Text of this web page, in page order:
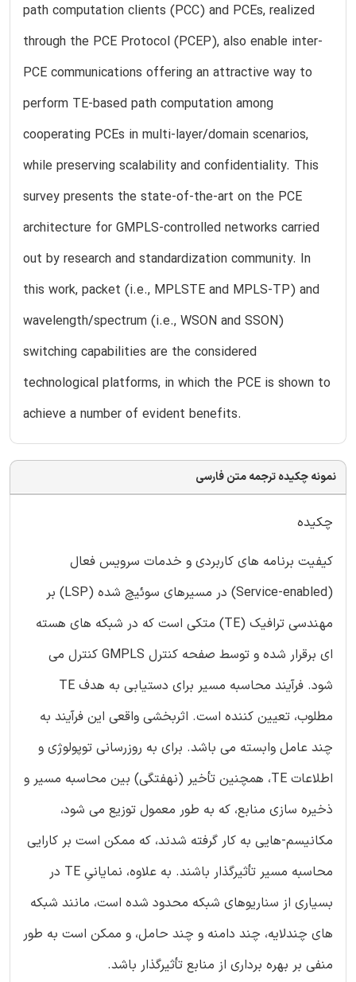
path computation clients (PCC) and PCEs, realized
through the PCE Protocol (PCEP), also enable inter-
PCE communications offering an attractive way to
perform TE-based path computation among
cooperating PCEs in multi-layer/domain scenarios,
while preserving scalability and confidentiality. This
survey presents the state-of-the-art on the PCE
architecture for GMPLS-controlled networks carried
out by research and standardization community. In
this work, packet (i.e., MPLSTE and MPLS-TP) and
wavelength/spectrum (i.e., WSON and SSON)
switching capabilities are the considered
technological platforms, in which the PCE is shown to
achieve a number of evident benefits.
نمونه چکیده ترجمه متن فارسی
چکیده
کیفیت برنامه های کاربردی و خدمات سرویس فعال
(Service-enabled) در مسیرهای سوئیچ شده (LSP) بر
مهندسی ترافیک (TE) متکی است که در شبکه های هسته
ای برقرار شده و توسط صفحه کنترل GMPLS کنترل می
شود. فرآیند محاسبه مسیر برای دستیابی به هدف TE
مطلوب، تعیین کننده است. اثربخشی واقعی این فرآیند به
چند عامل وابسته می باشد. برای به روزرسانی توپولوژی و
اطلاعات TE، همچنین تأخیر (نهفتگی) بین محاسبه مسیر و
ذخیره سازی منابع، که به طور معمول توزیع می شود،
مکانیسم-هایی به کار گرفته شدند، که ممکن است بر کارایی
محاسبه مسیر تأثیرگذار باشند. به علاوه، نمایانیِ TE در
بسیاری از سناریوهای شبکه محدود شده است، مانند شبکه
های چندلایه، چند دامنه و چند حامل، و ممکن است به طور
منفی بر بهره برداری از منابع تأثیرگذار باشد.